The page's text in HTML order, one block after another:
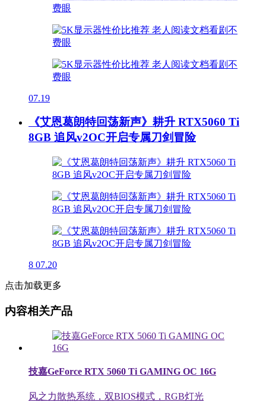
07.19
《艾恩葛朗特回荡新声》耕升 RTX5060 Ti
8GB 追风v2OC开启专属刀剑冒险
8 07.20
点击加载更多
内容相关产品
技嘉GeForce RTX 5060 Ti GAMING OC 16G
风之力散热系统，双BIOS模式，RGB灯光